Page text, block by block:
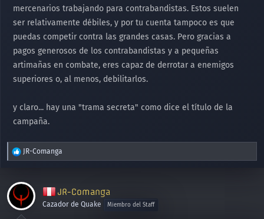
mercenarios trabajando para contrabandistas. Estos suelen
ser relativamente débiles, y por tu cuenta tampoco es que
puedas competir contra las grandes casas. Pero gracias a
pagos generosos de los contrabandistas y a pequeñas
artimañas en combate, eres capaz de derrotar a enemigos
superiores o, al menos, debilitarlos.
y claro... hay una "trama secreta" como dice el título de la
campaña.
R
e
c
i
o
JR-Comanga
JR-Comanga
Cazador de Quake Miembro del Staff